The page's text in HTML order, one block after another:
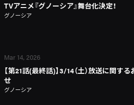
TVアニメ『グノーシア』舞台化決定！
グノーシア
Mar 14, 2026
【第21話(最終話)】3/14（土）放送に関する
せ
グノーシア